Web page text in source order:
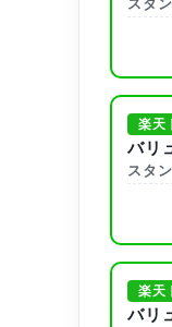
スタ
楽天
バリ
スタ
楽天
バリ